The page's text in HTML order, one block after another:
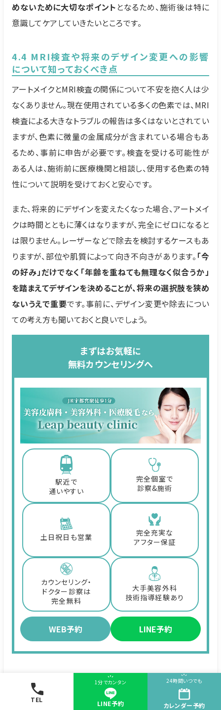
TEL
1分でカンタン
LINE予約
24時間いつでも
カレンダー予約
めないために大切なポイント となるため、施術後は特に
意識してケアしていきたいところです。
4.4 MRI検査や将来のデザイン変更への影響
について知っておくべき点
アートメイクとMRI検査の関係について不安を抱く人は少
なくありません。現在使用されている多くの色素では、MRI
検査による大きなトラブルの報告は多くはないとされてい
ますが、色素に微量の金属成分が含まれている場合もあ
るため、事前に申告が必要です。検査を受ける可能性が
ある人は、施術前に医療機関と相談し、使用する色素の特
性について説明を受けておくと安心です。
また、将来的にデザインを変えたくなった場合、アートメイ
クは時間とともに薄くはなりますが、完全にゼロになると
は限りません。レーザーなどで除去を検討するケースもあ
りますが、部位や肌質によって向き不向きがあります。 「今
の好み」だけでなく「年齢を重ねても無理なく似合うか」
を踏まえてデザインを決めることが、将来の選択肢を狭め
ないうえで重要です。事前に、デザイン変更や除去につい
ての考え方も聞いておくと良いでしょう。
まずはお気軽に
無料カウンセリングへ
駅近で
通いやすい
完全個室で
診察&施術
土日祝日も営業
完全充実な
アフター保証
カウンセリング・
ドクター診察は
完全無料
大手美容外科
技術指導経験あり
WEB予約 LINE予約
5. 宇都宮で人気のアートメイクデザイ
ンとトレンド